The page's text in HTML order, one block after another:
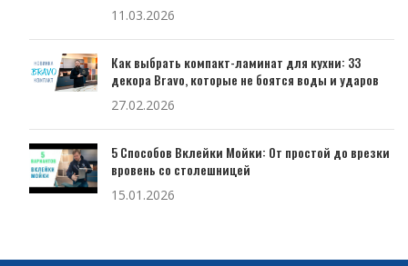
11.03.2026
Как выбрать компакт-ламинат для кухни: 33
декора Bravo, которые не боятся воды и ударов
27.02.2026
5 Способов Вклейки Мойки: От простой до врезки
вровень со столешницей
15.01.2026